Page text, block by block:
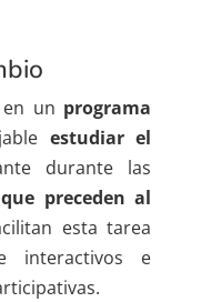
un programa
estudiar el
durante las
preceden al
esta tarea
interactivos e